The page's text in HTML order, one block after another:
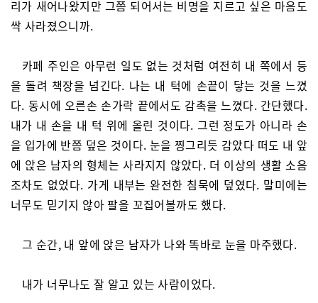
리가 새어나왔지만 그쯤 되어서는 비명을 지르고 싶은 마음도
싹 사라졌으니까.
카페 주인은 아무런 일도 없는 것처럼 여전히 내 쪽에서 등
을 돌려 책장을 넘긴다. 나는 내 턱에 손끝이 닿는 것을 느꼈
다. 동시에 오른손 손가락 끝에서도 감촉을 느꼈다. 간단했다.
내가 내 손을 내 턱 위에 올린 것이다. 그런 정도가 아니라 손
을 입가에 반쯤 덮은 것이다. 눈을 찡그리듯 감았다 떠도 내 앞
에 앉은 남자의 형체는 사라지지 않았다. 더 이상의 생활 소음
조차도 없었다. 가게 내부는 완전한 침묵에 덮였다. 말미에는
너무도 믿기지 않아 팔을 꼬집어볼까도 했다.
그 순간, 내 앞에 앉은 남자가 나와 똑바로 눈을 마주했다.
내가 너무나도 잘 알고 있는 사람이었다.